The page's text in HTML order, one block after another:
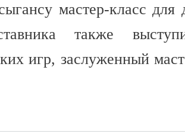
мастер-класс для
также
игр, заслуженный